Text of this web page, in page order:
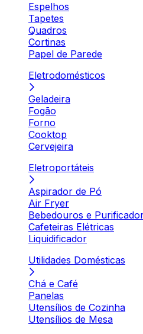
Espelhos
Tapetes
Quadros
Cortinas
Papel de Parede
Eletrodomésticos
Geladeira
Fogão
Forno
Cooktop
Cervejeira
Eletroportáteis
Aspirador de Pó
Air Fryer
Bebedouros e
Cafeteiras Elétricas
Liquidificador
Utilidades Domésticas
Chá e Café
Panelas
Utensílios de Cozinha
Utensílios de Mesa